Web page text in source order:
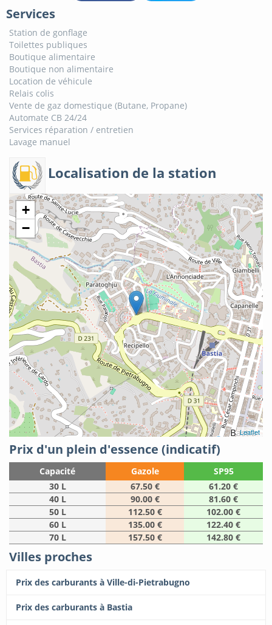
Services
Station de gonflage
Toilettes publiques
Boutique alimentaire
Boutique non alimentaire
Location de véhicule
Relais colis
Vente de gaz domestique (Butane, Propane)
Automate CB 24/24
Services réparation / entretien
Lavage manuel
Localisation de la station
+
−
Leaflet
Prix d'un plein d'essence (indicatif)
Capacité Gazole
SP95
30 L
67.50 €
61.20 €
40 L
90.00 €
81.60 €
50 L
112.50 €
102.00 €
60 L
135.00 €
122.40 €
70 L
157.50 € 142.80 €
Villes proches
Prix des carburants à Ville-di-Pietrabugno
Prix des carburants à Bastia